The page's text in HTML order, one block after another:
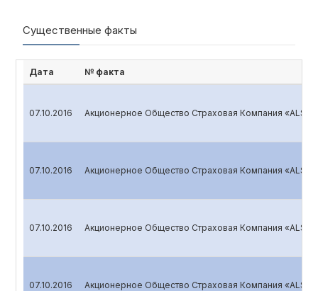
Существенные факты
Дата № факта
07.10.2016 Акционерное Общество Страховая Компания
07.10.2016 Акционерное Общество Страховая Компания
07.10.2016 Акционерное Общество Страховая Компания
07.10.2016 Акционерное Общество Страховая Компания